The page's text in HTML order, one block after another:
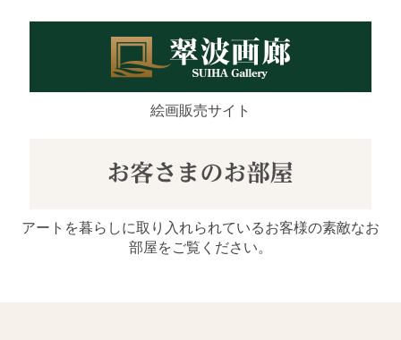
絵画販売サイト
アートを暮らしに取り入れられているお客様の素敵なお
部屋をご覧ください。